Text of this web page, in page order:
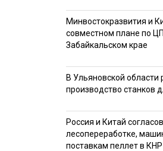
Минвостокразвития и
совместном плане по
Забайкальском крае
В Ульяновской области
производство станков
Россия и Китай
лесопереработке,
поставкам пеллет в КНР